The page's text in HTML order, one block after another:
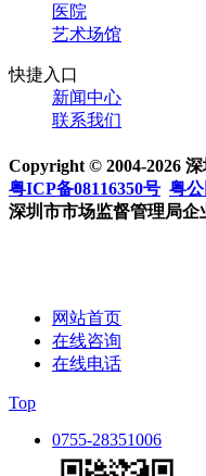
医院
艺术场馆
快捷入口
新闻中心
联系我们
Copyright © 2004-2026
粤ICP备08116350号 粤公
深圳市市场监督管理局企
网站首页
在线咨询
在线电话
Top
0755-28351006